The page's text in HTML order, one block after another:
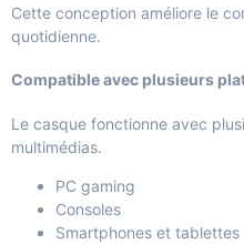
Cette conception améliore le
quotidienne.
Compatible avec plusieurs
Le casque fonctionne avec
multimédias.
PC gaming
Consoles
Smartphones et tablettes